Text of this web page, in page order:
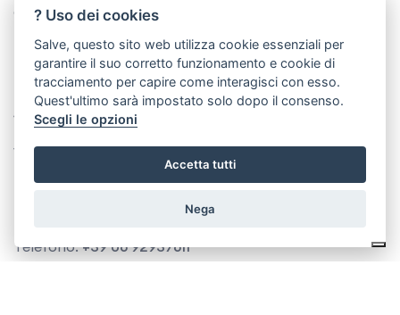
QUANTO COSTA FAR REALIZZARE UN SITO
Il sito internet come mezzo per trovare nuovi clienti
Sede Legale
Via Latiano, 5
72024, Oria (Br)
Telefono:+39 06 92937611
? Uso dei cookies
Salve, questo sito web utilizza cookie essenziali per
garantire il suo corretto funzionamento e cookie di
tracciamento per capire come interagisci con esso.
Quest'ultimo sarà impostato solo dopo il consenso.
Scegli le opzioni
Accetta tutti
Nega